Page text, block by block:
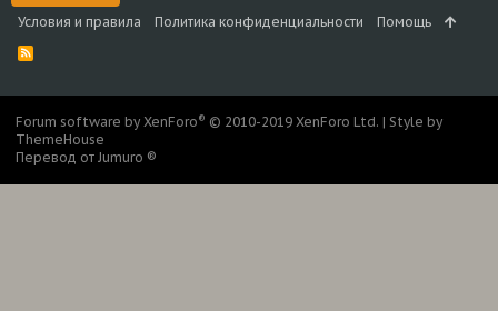
Условия и правила
Политика конфиденциальности Помощь
R
Forum software by XenForo® © 2010-2019 XenForo Ltd. | Style by
ThemeHouse
Перевод от Jumuro ®